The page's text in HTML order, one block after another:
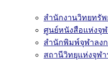
สำนักงานวิทยทรั
ศูนย์หนังสือแห่งจุฬ
สำนักพิมพ์จุฬาลง
สถานีวิทยุแห่งจุฬา